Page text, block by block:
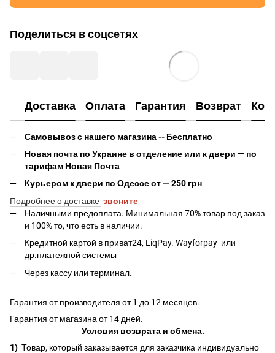
Поделиться в соцсетях
Доставка Оплата Гарантия Возврат
Самовывоз с нашего магазина -- Бесплатно
Новая почта по Украине в отделение или к двери — по
тарифам Новая Почта
Курьером к двери по Одессе от — 250 грн
Подробнее о доставке звоните
Наличными предоплата. Минимальная 70% товар под заказ
и 100% то, что есть в наличии.
Кредитной картой в приват24, LiqPay. Wayforpay или
др.платежной системы
Через кассу или терминал.
Гарантия от производителя от 1 до 12 месяцев.
Гарантия от магазина от 14 дней.
Условия возврата и обмена.
1) Товар, который заказывается для заказчика индивидуально